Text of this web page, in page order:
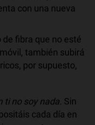
con una nueva
fibra que no esté
también subirá
por supuesto,
ti no soy nada. Sin
cada día en